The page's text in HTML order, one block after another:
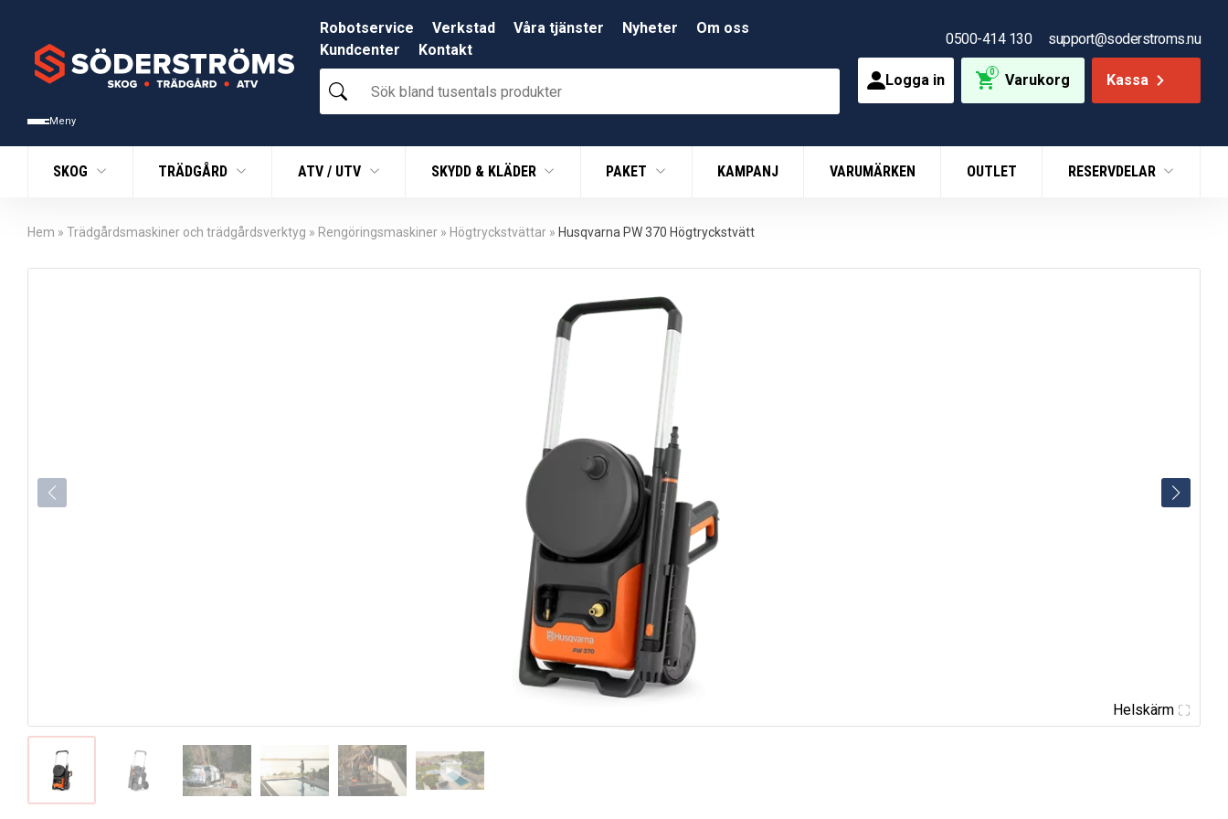
Meny
Robotservice Verkstad Våra tjänster Nyheter
Om oss
Kundcenter
Kontakt
Sök
bland
produkter
0500-414 130 support@soderstroms.nu
Logga in 0 Varukorg Kassa
SKOG TRÄDGÅRD ATV / UTV SKYDD & KLÄDER PAKET KAMPANJ VARUMÄRKEN OUTLET RESERVDELAR
Hem » Trädgårdsmaskiner och trädgårdsverktyg » Rengöringsmaskiner » Högtryckstvättar » Husqvarna PW 370 Högtryckstvätt
Helskärm